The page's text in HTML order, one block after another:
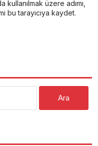
üzere adımı,
bu tarayıcıya kaydet.